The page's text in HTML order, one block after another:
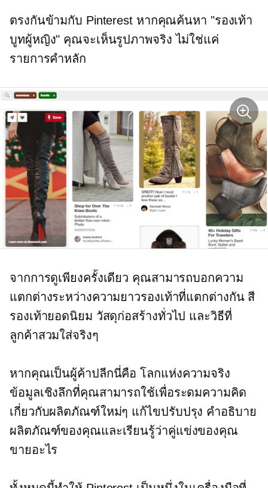
ตรงกันข้ามกับ Pinterest หากคุณค้นหา "รองเท้า
บูทผู้หญิง" คุณจะเห็นรูปภาพจริง ไม่ใช่แค่
รายการคำหลัก
จากการดูเพียงครั้งเดียว คุณสามารถบอกความ
แตกต่างระหว่างความยาวรองเท้าที่แตกต่างกัน สี
รองเท้ายอดนิยม วัสดุก่อสร้างทั่วไป และวิธีที่
ลูกค้าสวมใส่จริงๆ
หากคุณเป็นผู้ค้าปลีกนี่คือโลกแห่งความจริง
ข้อมูลเชิงลึกที่คุณสามารถใช้เพื่อระดมความคิด
เกี่ยวกับผลิตภัณฑ์ใหม่ๆ แก้ไขปรับปรุง คำอธิบาย
ผลิตภัณฑ์ของคุณและเรียนรู้ว่าคู่แข่งของคุณ
ขายอะไร